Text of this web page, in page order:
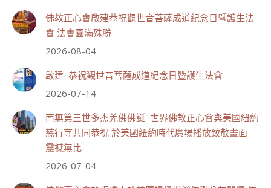
110 32 則留言
分享
世界佛教正心會
July 19, 2026, 1:40 AM
觀看更多
佛教正心會啟建恭祝觀世音菩薩成道紀念日暨護生法
會 法會圓滿殊勝
2026-08-04
啟建 恭祝觀世音菩薩成道紀念日暨護生法會
2026-07-14
南無第三世多杰羌佛佛誕 世界佛教正心會與美國紐約
慈行寺共同恭祝 於美國紐約時代廣場播放致敬畫面
震撼無比
2026-07-04